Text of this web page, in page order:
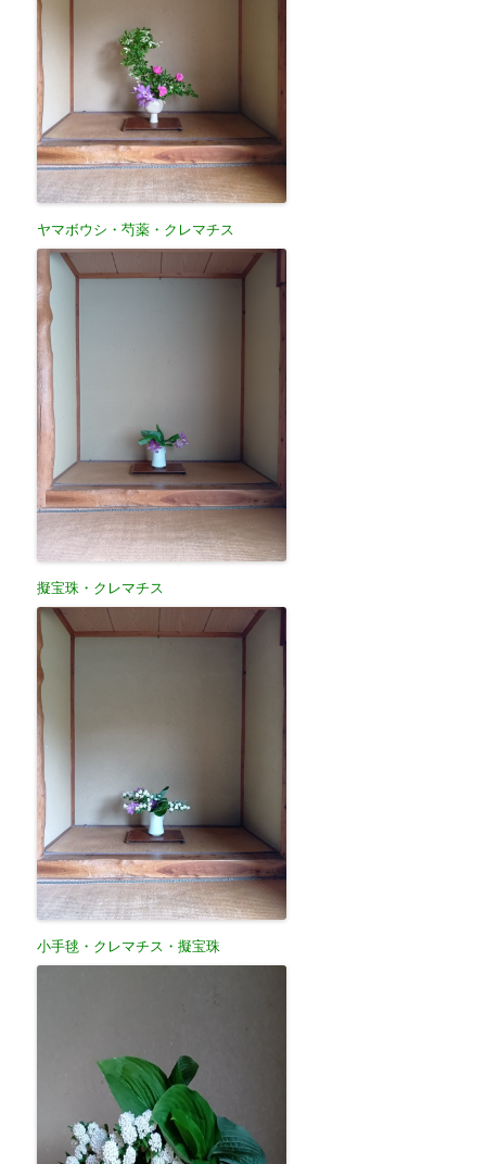
ヤマボウシ・芍薬・クレマチス
擬宝珠・クレマチス
小手毬・クレマチス・擬宝珠